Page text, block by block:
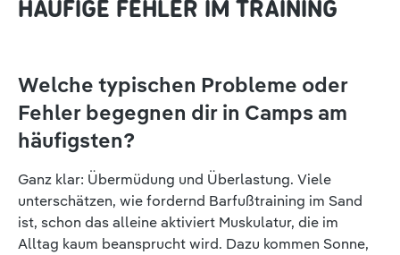
HÄUFIGE FEHLER IM TRAINING
Welche typischen Probleme oder
Fehler begegnen dir in Camps am
häufigsten?
Ganz klar: Übermüdung und Überlastung. Viele
unterschätzen, wie fordernd Barfußtraining im Sand
ist, schon das alleine aktiviert Muskulatur, die im
Alltag kaum beansprucht wird. Dazu kommen Sonne,